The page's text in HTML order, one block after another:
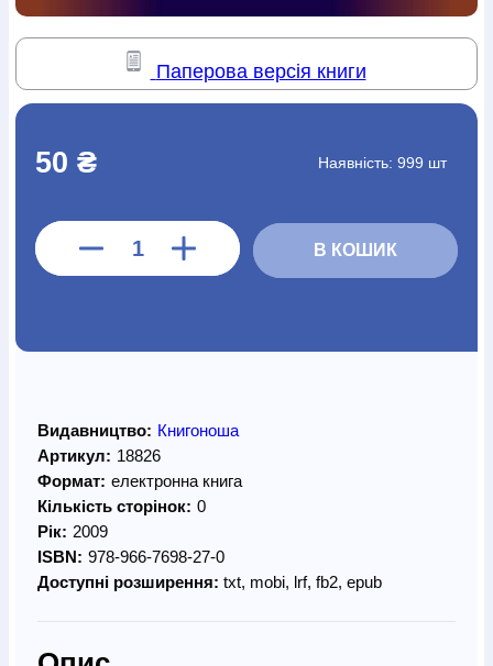
Книга в комплекті
За додатковою інформацією дзвоніть за номером:
(097) 880-6379
Ми у Facebook
Паперова версія книги
50 ₴ Наявність: 999 шт
В КОШИК
Видавництво: Книгоноша
Артикул: 18826
Формат: електронна книга
Кількість сторінок: 0
Рік: 2009
ISBN: 978-966-7698-27-0
Доступні розширення: txt, mobi, lrf, fb2, epub